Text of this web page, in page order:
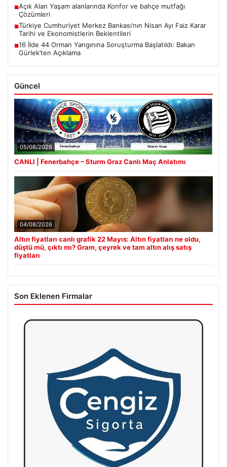
■Açık Alan Yaşam alanlarında Konfor ve bahçe mutfağı
Çözümleri
■Türkiye Cumhuriyet Merkez Bankası’nın Nisan Ayı Faiz Karar
Tarihi ve Ekonomistlerin Beklentileri
■16 İlde 44 Orman Yangınına Soruşturma Başlatıldı: Bakan
Gürlek’ten Açıklama
Güncel
05/08/2026
CANLI | Fenerbahçe – Sturm Graz Canlı Maç Anlatımı
04/08/2026
Altın fiyatları canlı grafik 22 Mayıs: Altın fiyatları ne oldu,
düştü mü, çıktı mı? Gram, çeyrek ve tam altın alış satış
fiyatları
Son Eklenen Firmalar